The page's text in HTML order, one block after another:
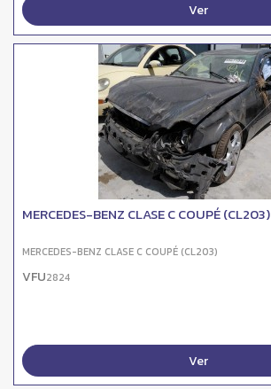
Ver
MERCEDES-BENZ CLASE C COUPÉ (CL203)
MERCEDES-BENZ CLASE C COUPÉ (CL203)
VFU2824
Ver